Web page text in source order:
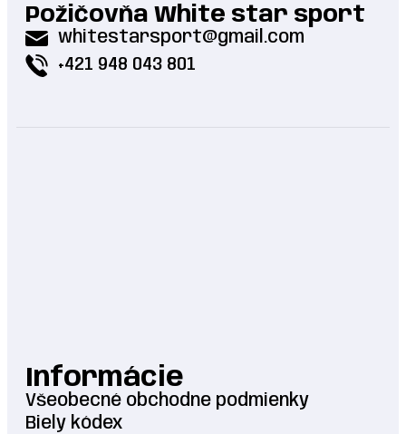
Požičovňa White star sport
whitestarsport@gmail.com
+421 948 043 801
Informácie
Všeobecné obchodne podmienky
Biely kódex